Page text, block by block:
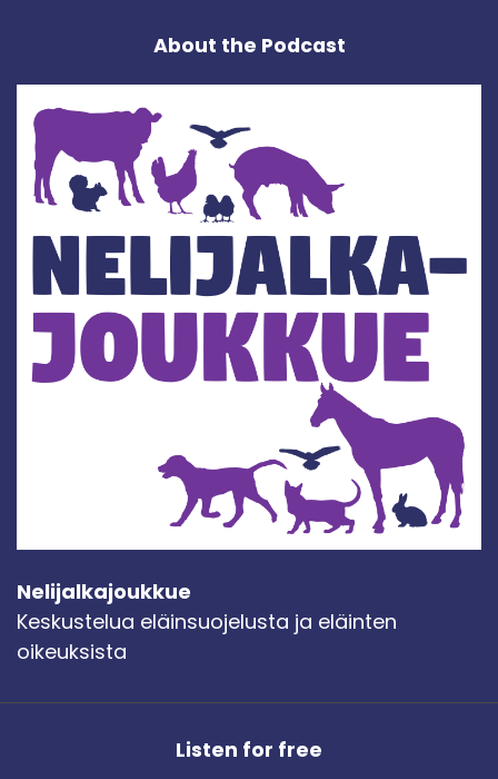
About the Podcast
Nelijalkajoukkue
Keskustelua eläinsuojelusta ja eläinten
oikeuksista
Listen for free